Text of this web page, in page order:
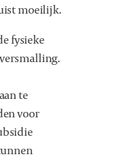
moeilijk.
fysieke
te
voor